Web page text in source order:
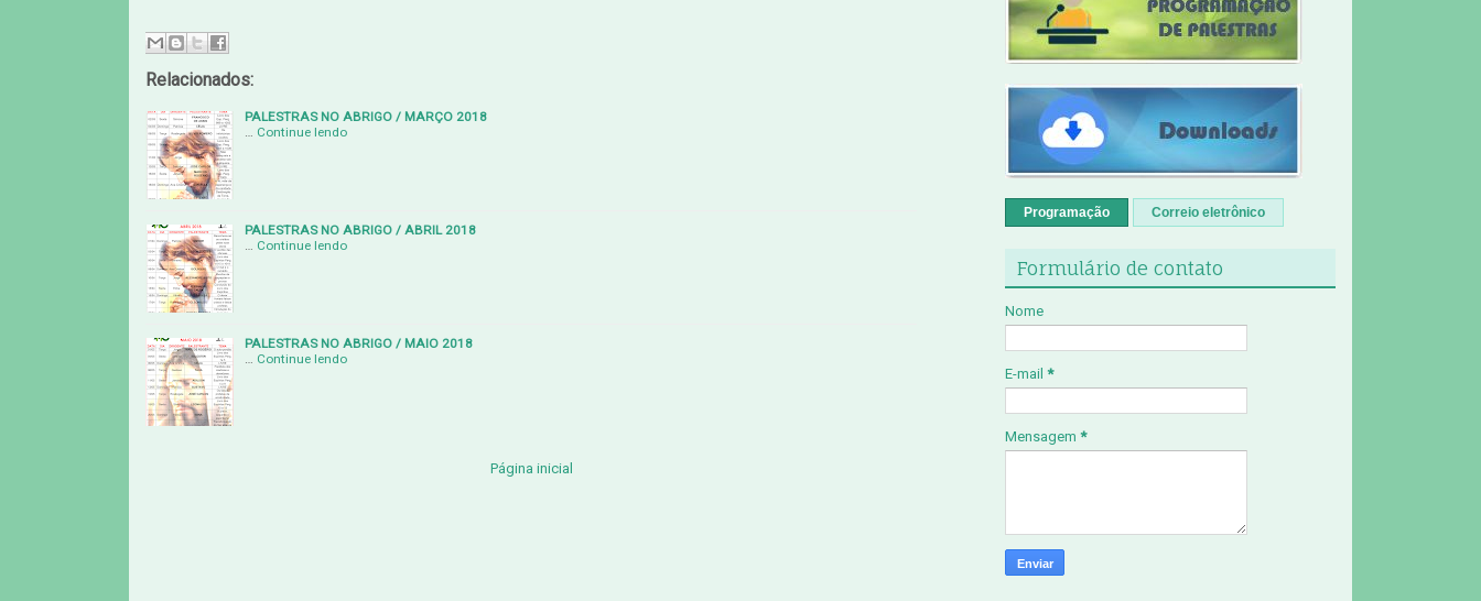
Relacionados:
PALESTRAS NO ABRIGO / MARÇO 2018
Continue lendo
PALESTRAS NO ABRIGO / ABRIL 2018
Continue lendo
PALESTRAS NO ABRIGO / MAIO 2018
Continue lendo
Página inicial
Programação Correio eletrônico
Formulário de contato
Nome
E-mail *
Mensagem *